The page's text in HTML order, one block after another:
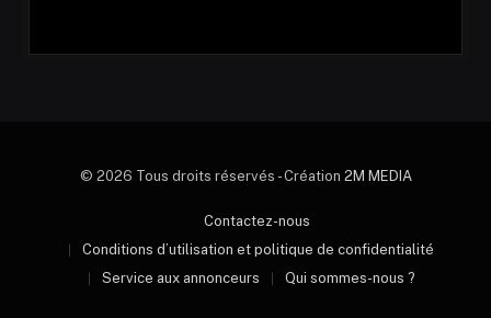
© 2026 Tous droits réservés - Création 2M MEDIA
Contactez-nous
Conditions d’utilisation et politique de confidentialité
Service aux annonceurs
Qui sommes-nous ?